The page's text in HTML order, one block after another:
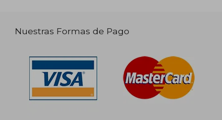
Nuestras Formas de Pago